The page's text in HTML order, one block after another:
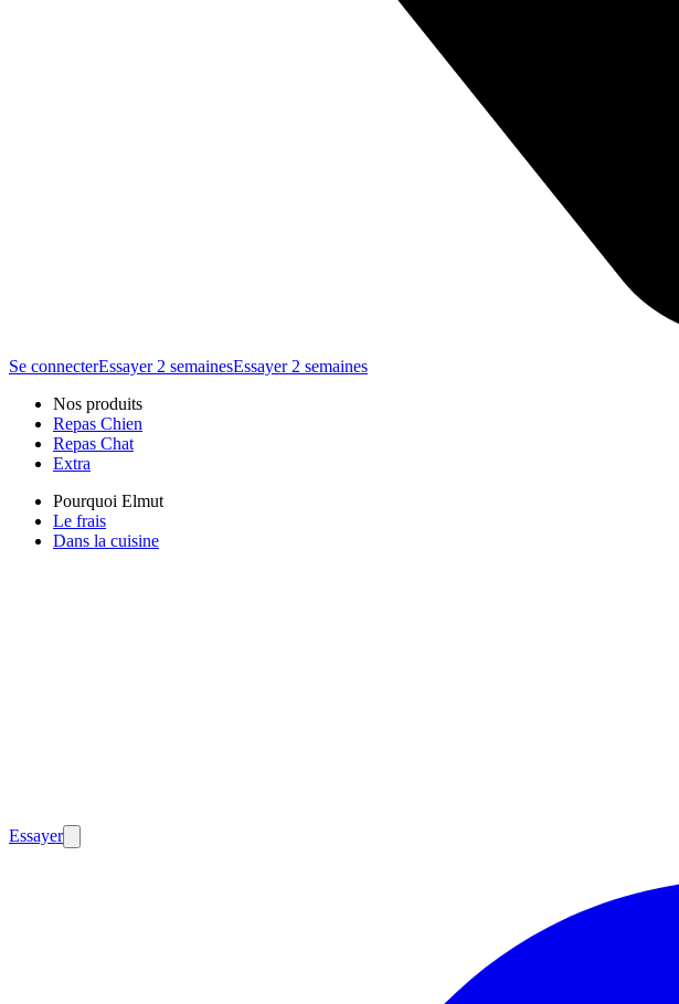
Se connecterEssayer 2 semainesEssayer 2 semaines
Nos produits
Repas Chien
Repas Chat
Extra
Pourquoi Elmut
Le frais
Dans la cuisine
Essayer